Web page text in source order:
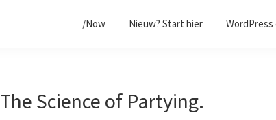
/Now Nieuw? Start hier
The Science of Partying.